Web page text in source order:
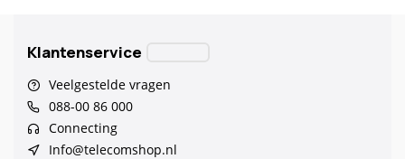
Klantenservice
Veelgestelde vragen
088-00 86 000
Connecting
Info@telecomshop.nl